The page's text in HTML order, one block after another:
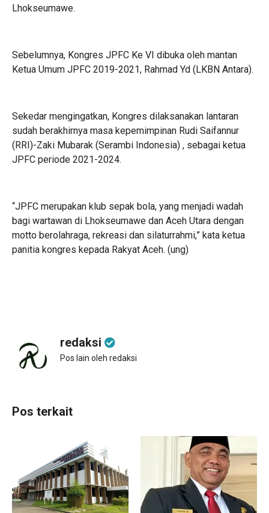
Lhokseumawe.
Sebelumnya, Kongres JPFC Ke VI dibuka oleh mantan
Ketua Umum JPFC 2019-2021, Rahmad Yd (LKBN Antara).
Sekedar mengingatkan, Kongres dilaksanakan lantaran
sudah berakhirnya masa kepemimpinan Rudi Saifannur
(RRI)-Zaki Mubarak (Serambi Indonesia) , sebagai ketua
JPFC periode 2021-2024.
“JPFC merupakan klub sepak bola, yang menjadi wadah
bagi wartawan di Lhokseumawe dan Aceh Utara dengan
motto berolahraga, rekreasi dan silaturrahmi,” kata ketua
panitia kongres kepada Rakyat Aceh. (ung)
redaksi
Pos lain oleh redaksi
Pos terkait